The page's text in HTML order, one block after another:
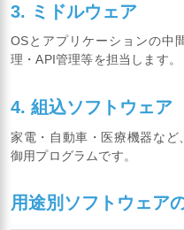
3. ミドルウェア
OSとアプリケーションの中
理・API管理等を担当します。
4. 組込ソフトウェア
家電・自動車・医療機器など
御用プログラムです。
用途別ソフトウェア